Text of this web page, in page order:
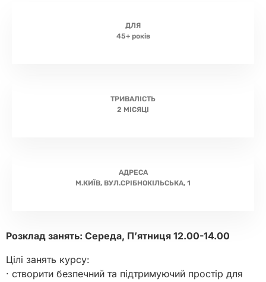
ДЛЯ
45+ років
ТРИВАЛІСТЬ
2 МІСЯЦІ
АДРЕСА
М.КИЇВ, ВУЛ.СРІБНОКІЛЬСЬКА, 1
Розклад занять: Cереда, П’ятниця 12.00-14.00
Цілі занять курсу:
· створити безпечний та підтримуючий простір для